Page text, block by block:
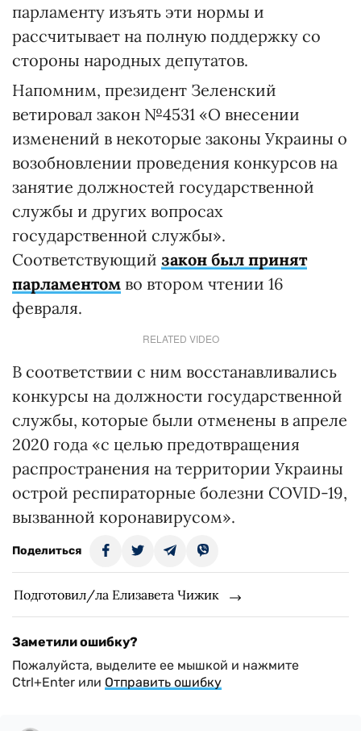
парламенту изъять эти нормы и
рассчитывает на полную поддержку со
стороны народных депутатов.
Напомним, президент Зеленский
ветировал закон №4531 «О внесении
изменений в некоторые законы Украины о
возобновлении проведения конкурсов на
занятие должностей государственной
службы и других вопросах
государственной службы».
Соответствующий закон был принят
парламентом во втором чтении 16
февраля.
RELATED VIDEO
В соответствии с ним восстанавливались
конкурсы на должности государственной
службы, которые были отменены в апреле
2020 года «с целью предотвращения
распространения на территории Украины
острой респираторные болезни COVID-19,
вызванной коронавирусом».
Поделиться
Подготовил/ла Елизавета Чижик
Заметили ошибку?
Пожалуйста, выделите ее мышкой и нажмите
Ctrl+Enter или Отправить ошибку